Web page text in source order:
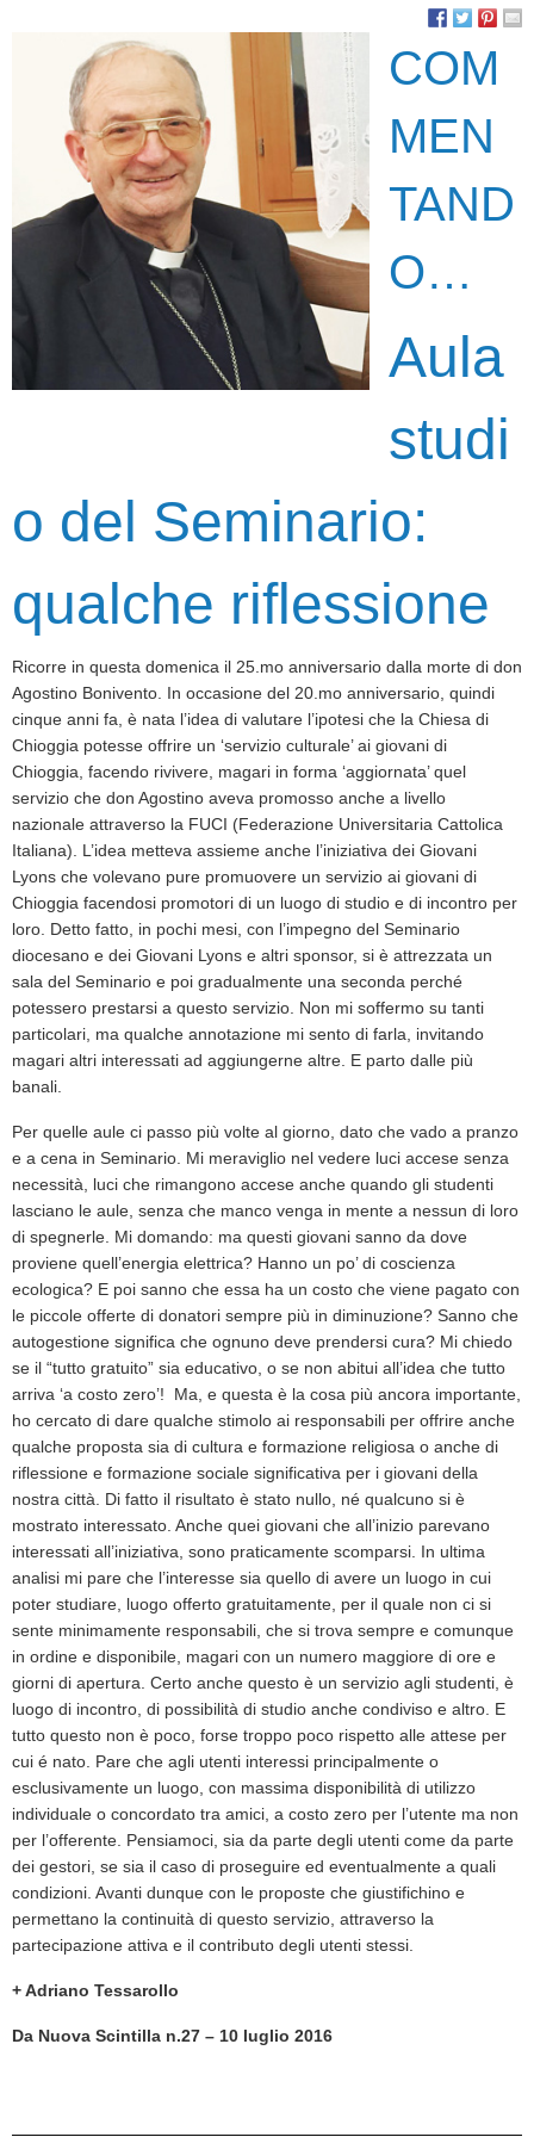
COM
MEN
TAND
O…
Aula
studi
o del Seminario:
qualche riflessione
Ricorre in questa domenica il 25.mo anniversario dalla morte di don
Agostino Bonivento. In occasione del 20.mo anniversario, quindi
cinque anni fa, è nata l’idea di valutare l’ipotesi che la Chiesa di
Chioggia potesse offrire un ‘servizio culturale’ ai giovani di
Chioggia, facendo rivivere, magari in forma ‘aggiornata’ quel
servizio che don Agostino aveva promosso anche a livello
nazionale attraverso la FUCI (Federazione Universitaria Cattolica
Italiana). L’idea metteva assieme anche l’iniziativa dei Giovani
Lyons che volevano pure promuovere un servizio ai giovani di
Chioggia facendosi promotori di un luogo di studio e di incontro per
loro. Detto fatto, in pochi mesi, con l’impegno del Seminario
diocesano e dei Giovani Lyons e altri sponsor, si è attrezzata un
sala del Seminario e poi gradualmente una seconda perché
potessero prestarsi a questo servizio. Non mi soffermo su tanti
particolari, ma qualche annotazione mi sento di farla, invitando
magari altri interessati ad aggiungerne altre. E parto dalle più
banali.
Per quelle aule ci passo più volte al giorno, dato che vado a pranzo
e a cena in Seminario. Mi meraviglio nel vedere luci accese senza
necessità, luci che rimangono accese anche quando gli studenti
lasciano le aule, senza che manco venga in mente a nessun di loro
di spegnerle. Mi domando: ma questi giovani sanno da dove
proviene quell’energia elettrica? Hanno un po’ di coscienza
ecologica? E poi sanno che essa ha un costo che viene pagato con
le piccole offerte di donatori sempre più in diminuzione? Sanno che
autogestione significa che ognuno deve prendersi cura? Mi chiedo
se il “tutto gratuito” sia educativo, o se non abitui all’idea che tutto
arriva ‘a costo zero’! Ma, e questa è la cosa più ancora importante,
ho cercato di dare qualche stimolo ai responsabili per offrire anche
qualche proposta sia di cultura e formazione religiosa o anche di
riflessione e formazione sociale significativa per i giovani della
nostra città. Di fatto il risultato è stato nullo, né qualcuno si è
mostrato interessato. Anche quei giovani che all’inizio parevano
interessati all’iniziativa, sono praticamente scomparsi. In ultima
analisi mi pare che l’interesse sia quello di avere un luogo in cui
poter studiare, luogo offerto gratuitamente, per il quale non ci si
sente minimamente responsabili, che si trova sempre e comunque
in ordine e disponibile, magari con un numero maggiore di ore e
giorni di apertura. Certo anche questo è un servizio agli studenti, è
luogo di incontro, di possibilità di studio anche condiviso e altro. E
tutto questo non è poco, forse troppo poco rispetto alle attese per
cui é nato. Pare che agli utenti interessi principalmente o
esclusivamente un luogo, con massima disponibilità di utilizzo
individuale o concordato tra amici, a costo zero per l’utente ma non
per l’offerente. Pensiamoci, sia da parte degli utenti come da parte
dei gestori, se sia il caso di proseguire ed eventualmente a quali
condizioni. Avanti dunque con le proposte che giustifichino e
permettano la continuità di questo servizio, attraverso la
partecipazione attiva e il contributo degli utenti stessi.
+ Adriano Tessarollo
Da Nuova Scintilla n.27 – 10 luglio 2016